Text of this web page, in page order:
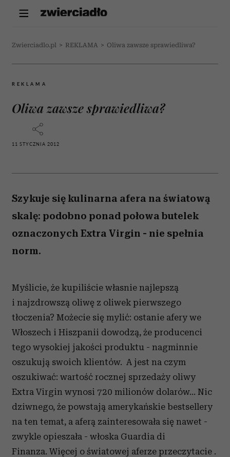
Zwierciadlo.pl > REKLAMA > Oliwa zawsze sprawiedliwa?
REKLAMA
Oliwa zawsze sprawiedliwa?
11 STYCZNIA 2012
Szykuje się kulinarna afera na światową
skalę: podobno ponad połowa butelek
oznaczonych Extra Virgin - nie spełnia
norm.
Myślicie, że kupiliście własnie najlepszą
i najzdrowszą oliwę z oliwek pierwszego
tłoczenia? Możecie się mylić: ostanie afery we
Włoszech i Hiszpanii dowodzą, że producenci
tego wysokiej jakości produktu - nagminnie
oszukują swoich klientów. A jest na czym
oszukiwać: wartość rocznej sprzedaży oliwy
Extra Virgin wynosi 720 milionów dolarów... Nic
dziwnego, że powstają amerykańskie bestsellery
na ten temat, a aferą zainteresowała się nawet -
zwykle opieszała - włoska Guardia di
Finanza. Więcej o światowej aferze przeczytacie .